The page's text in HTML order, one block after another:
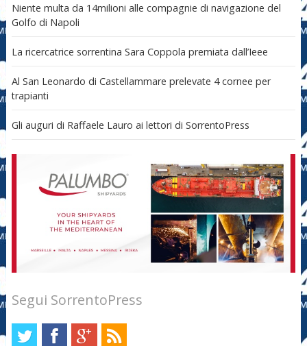
Niente multa da 14milioni alle compagnie di navigazione del
Golfo di Napoli
La ricercatrice sorrentina Sara Coppola premiata dall’Ieee
Al San Leonardo di Castellammare prelevate 4 cornee per
trapianti
Gli auguri di Raffaele Lauro ai lettori di SorrentoPress
Segui SorrentoPress